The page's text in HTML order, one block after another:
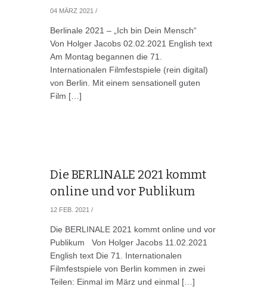
04 MÄRZ 2021 /
Berlinale 2021 – „Ich bin Dein Mensch“
Von Holger Jacobs 02.02.2021 English text
Am Montag begannen die 71.
Internationalen Filmfestspiele (rein digital)
von Berlin. Mit einem sensationell guten
Film […]
Die BERLINALE 2021 kommt
online und vor Publikum
12 FEB. 2021 /
Die BERLINALE 2021 kommt online und vor
Publikum Von Holger Jacobs 11.02.2021
English text Die 71. Internationalen
Filmfestspiele von Berlin kommen in zwei
Teilen: Einmal im März und einmal […]